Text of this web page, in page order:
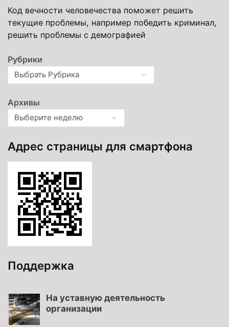
Код вечности человечества поможет решить
текущие проблемы, например победить криминал,
решить проблемы с демографией
Рубрики
Архивы
Адрес страницы для смартфона
Поддержка
На уставную деятельность
организации